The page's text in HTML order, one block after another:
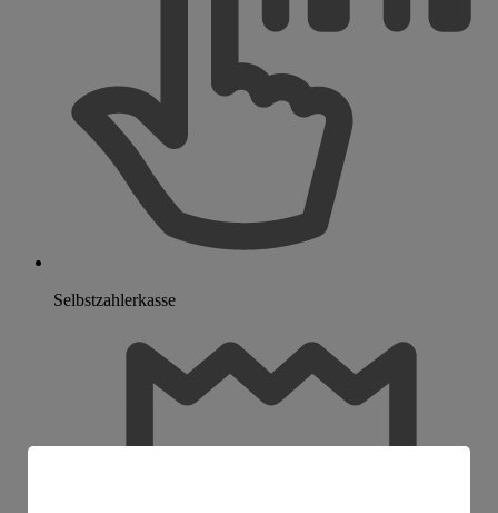
Selbstzahlerkasse